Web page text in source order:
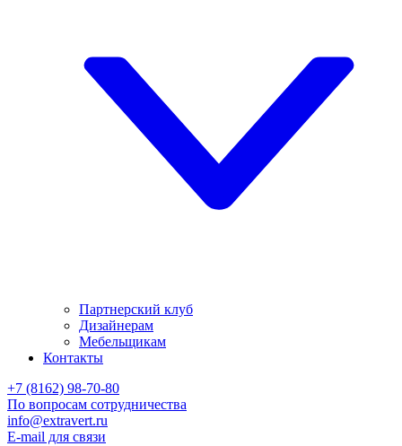
Партнерский клуб
Дизайнерам
Мебельщикам
Контакты
+7 (8162) 98-70-80
По вопросам сотрудничества
info@extravert.ru
E-mail для связи